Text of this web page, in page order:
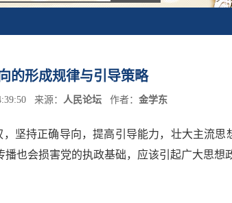
的形成规律与引导策略
来源： 人民论坛 作者： 金学东
持正确导向，提高引导能力，壮大主流思
也会损害党的执政基础，应该引起广大思想